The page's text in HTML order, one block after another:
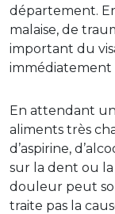
département.
malaise, de
important du
immédiatement
En attendant
aliments très
d’aspirine,
sur la dent ou
douleur peut
traite pas la